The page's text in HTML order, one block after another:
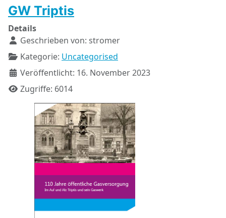
GW Triptis
Details
Geschrieben von: stromer
Kategorie: Uncategorised
Veröffentlicht: 16. November 2023
Zugriffe: 6014